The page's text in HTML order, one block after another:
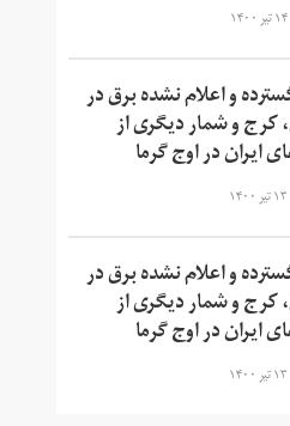
۱۴ تیر ۱۴۰۰
و اعلام نشده برق در
کرج و شمار دیگری از
ایران در اوج گرما
۱۳ تیر ۱۴۰۰
و اعلام نشده برق در
کرج و شمار دیگری از
ایران در اوج گرما
۱۳ تیر ۱۴۰۰